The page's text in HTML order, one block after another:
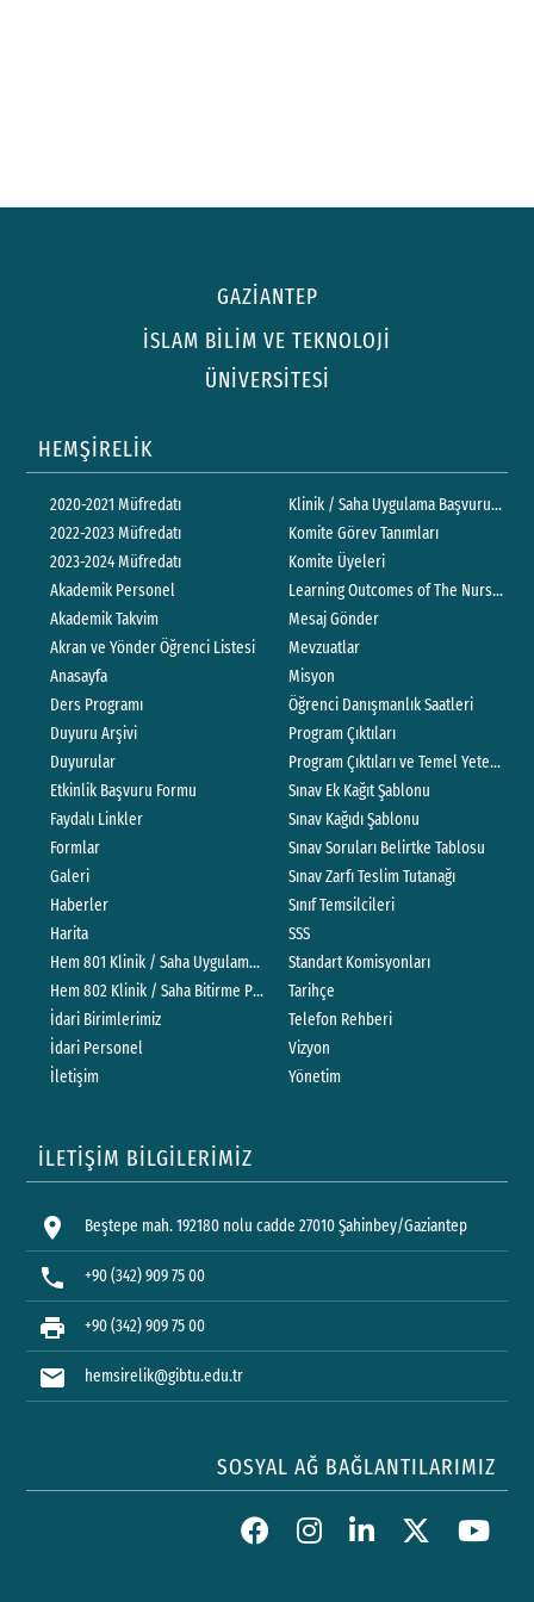
GAZİANTEP
İSLAM BİLİM VE TEKNOLOJİ
ÜNİVERSİTESİ
HEMŞİRELİK
2020-2021 Müfredatı
2022-2023 Müfredatı
2023-2024 Müfredatı
Akademik Personel
Akademik Takvim
Akran ve Yönder Öğrenci Listesi
Anasayfa
Ders Programı
Duyuru Arşivi
Duyurular
Etkinlik Başvuru Formu
Faydalı Linkler
Formlar
Galeri
Haberler
Harita
Hem 801 Klinik / Saha Uygulama Kitapçığı
Hem 802 Klinik / Saha Bitirme Projesi Değerlendirme Rehberi
İdari Birimlerimiz
İdari Personel
İletişim
Klinik / Saha Uygulama Başvuru Formu
Komite Görev Tanımları
Komite Üyeleri
Learning Outcomes of The Nursing
Mesaj Gönder
Mevzuatlar
Misyon
Öğrenci Danışmanlık Saatleri
Program Çıktıları
Program Çıktıları ve Temel
Sınav Ek Kağıt Şablonu
Sınav Kağıdı Şablonu
Sınav Soruları Belirtke Tablosu
Sınav Zarfı Teslim Tutanağı
Sınıf Temsilcileri
SSS
Standart Komisyonları
Tarihçe
Telefon Rehberi
Vizyon
Yönetim
İLETİŞİM BİLGİLERİMİZ
location_on Beştepe mah. 192180 nolu cadde 27010 Şahinbey/Gaziantep
phone +90 (342) 909 75 00
print +90 (342) 909 75 00
mail hemsirelik@gibtu.edu.tr
SOSYAL AĞ BAĞLANTILARIMIZ